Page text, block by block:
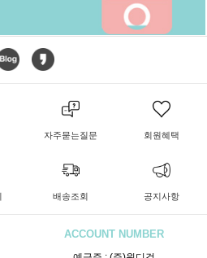
자주묻는질문 회원혜택
배송조회 공지사항
ACCOUNT NUMBER